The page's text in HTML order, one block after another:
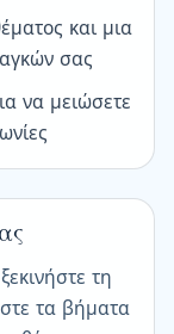
και μια
σας
να μειώσετε
τη
τα βήματα